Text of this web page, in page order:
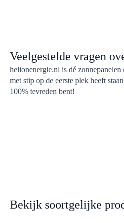
Veelgestelde vragen
helionenergie.nl is dé
met stip op de eerste plek heeft
100% tevreden bent!
Bekijk soortgelijke